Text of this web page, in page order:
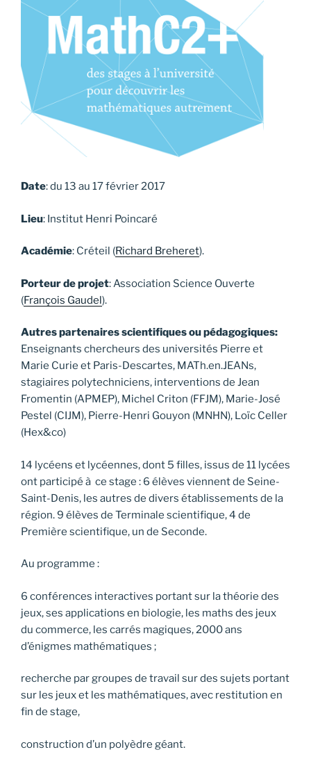
Date: du 13 au 17 février 2017
Lieu: Institut Henri Poincaré
Académie: Créteil (Richard Breheret).
Porteur de projet: Association Science Ouverte
(François Gaudel).
Autres partenaires scientifiques ou pédagogiques:
Enseignants chercheurs des universités Pierre et
Marie Curie et Paris-Descartes, MATh.en.JEANs,
stagiaires polytechniciens, interventions de Jean
Fromentin (APMEP), Michel Criton (FFJM), Marie-José
Pestel (CIJM), Pierre-Henri Gouyon (MNHN), Loïc Celler
(Hex&co)
14 lycéens et lycéennes, dont 5 filles, issus de 11 lycées
ont participé à ce stage : 6 élèves viennent de Seine-
Saint-Denis, les autres de divers établissements de la
région. 9 élèves de Terminale scientifique, 4 de
Première scientifique, un de Seconde.
Au programme :
6 conférences interactives portant sur la théorie des
jeux, ses applications en biologie, les maths des jeux
du commerce, les carrés magiques, 2000 ans
d’énigmes mathématiques ;
recherche par groupes de travail sur des sujets portant
sur les jeux et les mathématiques, avec restitution en
fin de stage,
construction d’un polyèdre géant.